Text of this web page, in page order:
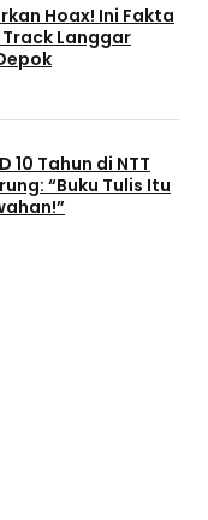
Hoax! Ini Fakta
Langgar
10 Tahun di NTT
“Buku Tulis Itu